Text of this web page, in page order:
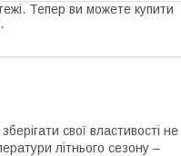
Тепер ви можете купити
свої властивості не
літнього сезону –